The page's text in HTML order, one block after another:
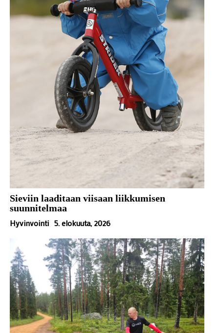
Sieviin laaditaan viisaan liikkumisen
suunnitelmaa
Hyvinvointi 5. elokuuta, 2026